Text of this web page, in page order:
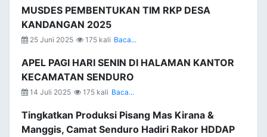
MUSDES PEMBENTUKAN TIM RKP DESA
KANDANGAN 2025
25 Juni 2025 175 kali Baca...
APEL PAGI HARI SENIN DI HALAMAN KANTOR
KECAMATAN SENDURO
14 Juli 2025 175 kali Baca...
Tingkatkan Produksi Pisang Mas Kirana &
Manggis, Camat Senduro Hadiri Rakor HDDAP